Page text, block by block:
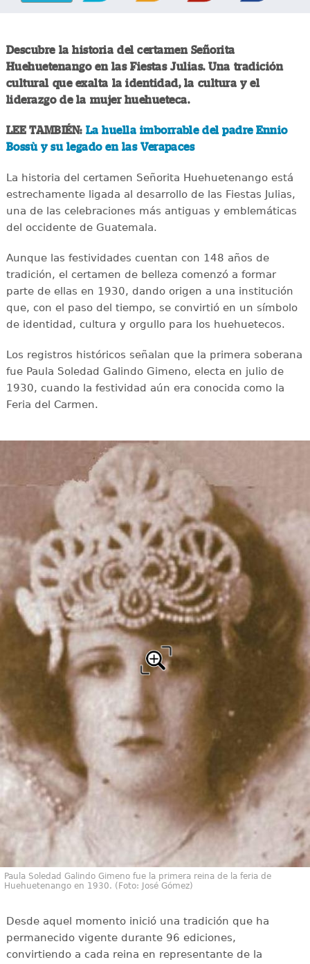
Descubre la historia del certamen Señorita
Huehuetenango en las Fiestas Julias. Una tradición
cultural que exalta la identidad, la cultura y el
liderazgo de la mujer huehueteca.
LEE TAMBIÉN: La huella imborrable del padre Ennio
Bossù y su legado en las Verapaces
La historia del certamen Señorita Huehuetenango está
estrechamente ligada al desarrollo de las Fiestas Julias,
una de las celebraciones más antiguas y emblemáticas
del occidente de Guatemala.
Aunque las festividades cuentan con 148 años de
tradición, el certamen de belleza comenzó a formar
parte de ellas en 1930, dando origen a una institución
que, con el paso del tiempo, se convirtió en un símbolo
de identidad, cultura y orgullo para los huehuetecos.
Los registros históricos señalan que la primera soberana
fue Paula Soledad Galindo Gimeno, electa en julio de
1930, cuando la festividad aún era conocida como la
Feria del Carmen.
Paula Soledad Galindo Gimeno fue la primera reina de la feria de
Huehuetenango en 1930. (Foto: José Gómez)
Desde aquel momento inició una tradición que ha
permanecido vigente durante 96 ediciones,
convirtiendo a cada reina en representante de la